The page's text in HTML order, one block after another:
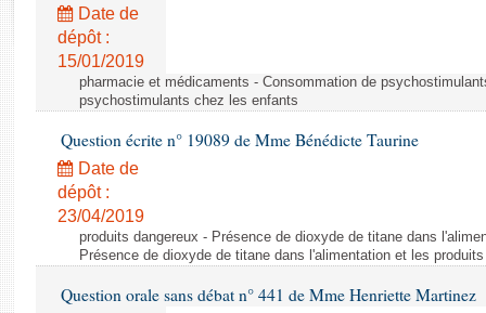
Rapports sur l'application des lois
Baromètre de l’application des lois
Dossiers législatifs
Budget et sécurité sociale
Questions écrites et orales
Comptes rendus des débats
Date de
dépôt :
15/01/2019
pharmacie et médicaments - Consommation de
psychostimulants chez les enfants
Question écrite n° 19089 de Mme Bénédicte Taurine
Date de
dépôt :
23/04/2019
produits dangereux - Présence de dioxyde de titane dans
Présence de dioxyde de titane dans l'alimentation et les
Question orale sans débat n° 441 de Mme Henriette Martinez